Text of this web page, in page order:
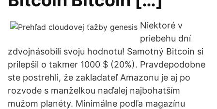
Niektoré v
priebehu dní
zdvojnásobili svoju hodnotu! Samotný Bitcoin si
prilepšil o takmer 1000 $ (20%). Pravdepodobne
ste postrehli, že zakladateľ Amazonu je aj po
rozvode s manželkou naďalej najbohatším
mužom planéty. Minimálne podľa magazínu